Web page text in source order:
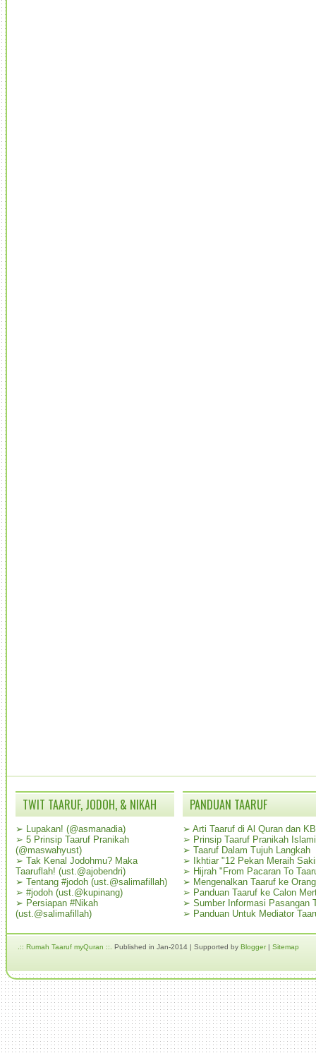
TWIT TAARUF, JODOH, & NIKAH
➢ Lupakan! (@asmanadia)
➢ 5 Prinsip Taaruf Pranikah
(@maswahyust)
➢ Tak Kenal Jodohmu? Maka
Taaruflah! (ust.@ajobendri)
➢ Tentang #jodoh (ust.@salimafillah)
➢ #jodoh (ust.@kupinang)
➢ Persiapan #Nikah
(ust.@salimafillah)
PANDUAN TAARUF
➢ Arti Taaruf di Al Quran dan
➢ Prinsip Taaruf Pranikah Islami
➢ Taaruf Dalam Tujuh Langkah
➢
Ikhtiar "12 Pekan Meraih
➢ Hijrah "From Pacaran To
➢ Mengenalkan Taaruf ke
➢ Panduan Taaruf ke Calon
➢ Sumber Informasi Pasangan
➢ Panduan Untuk Mediator
.:: Rumah Taaruf myQuran ::. Published in Jan-2014 | Supported by Blogger| Sitemap